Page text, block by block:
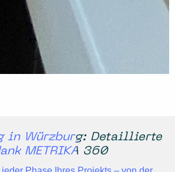
in Würzburg: Detaillierte
METRIKA 360